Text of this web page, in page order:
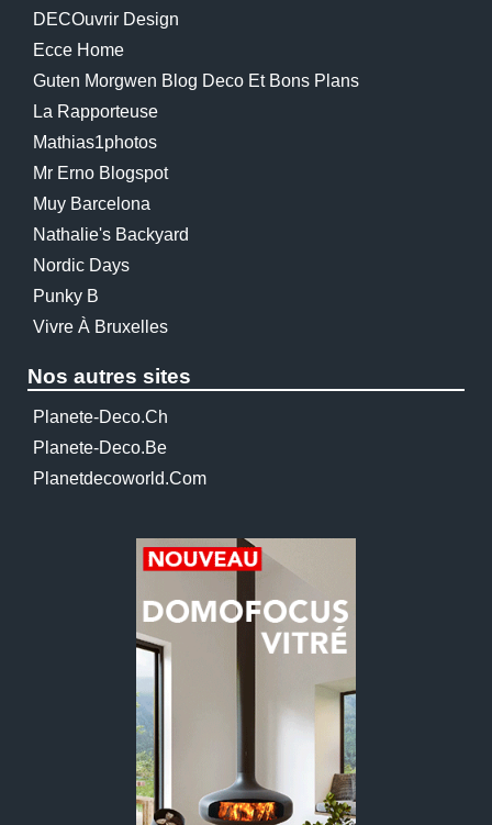
DECOuvrir Design
Ecce Home
Guten Morgwen Blog Deco Et Bons Plans
La Rapporteuse
Mathias1photos
Mr Erno Blogspot
Muy Barcelona
Nathalie's Backyard
Nordic Days
Punky B
Vivre À Bruxelles
Nos autres sites
Planete-Deco.ch
Planete-Deco.be
Planetdecoworld.com